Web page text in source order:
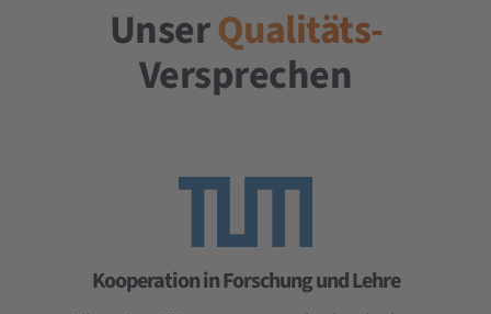
UnserQualitäts-
Versprechen
Kooperation in Forschung und Lehre